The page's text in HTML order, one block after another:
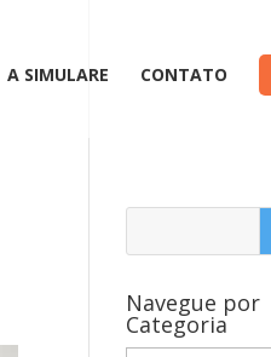
A SIMULARE CONTATO
Navegue por
Categoria